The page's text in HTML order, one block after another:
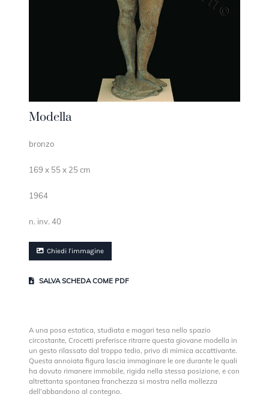
Modella
bronzo
169 x 55 x 25 cm
1964
n. inv. 40
Chiedi l'immagine
SALVA SCHEDA COME PDF
A una posa estatica, studiata e magari tesa nello spazio
circostante, Crocetti preferisce ritrarre questa giovane modella in
un gesto rilassato dal troppo tedio, privo di mimica accattivante.
Questa annoiata figura lascia immaginare le ore durante le quali
ha dovuto rimanere immobile, rigida nella stessa posizione, e con
altrettanta spontanea franchezza si mostra nella mollezza
dell’abbandono al contegno.